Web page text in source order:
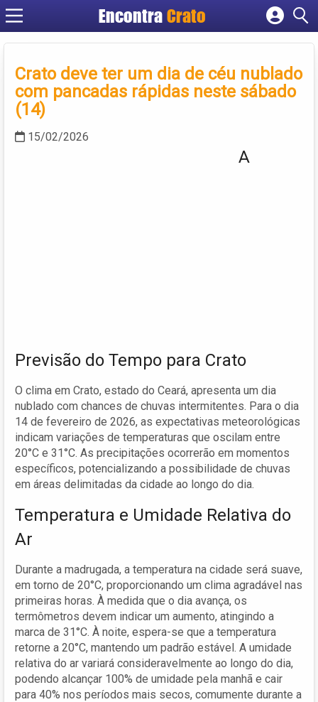
Encontra Crato
Cadastrar empresa
Criar conta
Crato deve ter um dia de céu nublado
com pancadas rápidas neste sábado
(14)
15/02/2026
A
Previsão do Tempo para Crato
O clima em Crato, estado do Ceará, apresenta um dia
nublado com chances de chuvas intermitentes. Para o dia
14 de fevereiro de 2026, as expectativas meteorológicas
indicam variações de temperaturas que oscilam entre
20°C e 31°C. As precipitações ocorrerão em momentos
específicos, potencializando a possibilidade de chuvas
em áreas delimitadas da cidade ao longo do dia.
Temperatura e Umidade Relativa do
Ar
Durante a madrugada, a temperatura na cidade será suave,
em torno de 20°C, proporcionando um clima agradável nas
primeiras horas. À medida que o dia avança, os
termômetros devem indicar um aumento, atingindo a
marca de 31°C. À noite, espera-se que a temperatura
retorne a 20°C, mantendo um padrão estável. A umidade
relativa do ar variará consideravelmente ao longo do dia,
podendo alcançar 100% de umidade pela manhã e cair
para 40% nos períodos mais secos, comumente durante a